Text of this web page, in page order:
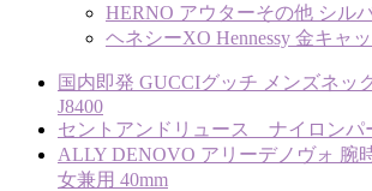
HERNO アウターその他 シル
ヘネシーXO Hennessy 金キャ
国内即発 GUCCIグッチ メンズネッ
J8400
セントアンドリュース ナイロンパ
ALLY DENOVO アリーデノヴォ 腕
女兼用 40mm